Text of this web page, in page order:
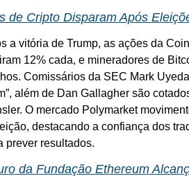
de Cripto Disparam Após
a vitória de Trump, as ações da
12% cada, e mineradores de
Comissários da SEC Mark
além de Dan Gallagher são
O mercado Polymarket
destacando a confiança dos
prever resultados.
da Fundação Ethereum